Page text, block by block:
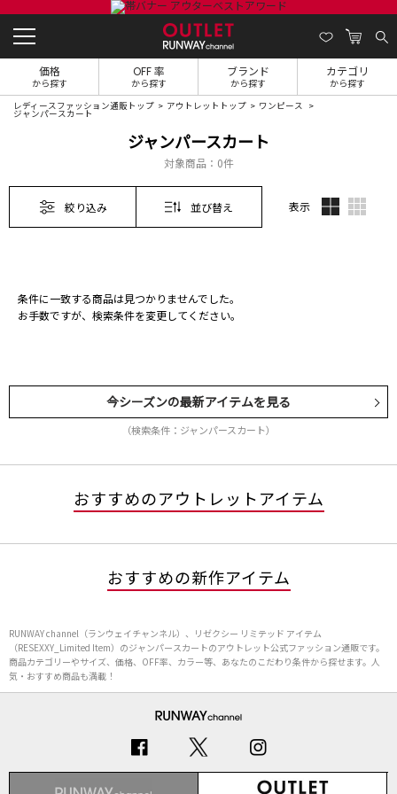
価格
から探す
OFF 率
から探す
ブランド
から探す
カテゴリ
から探す
レディースファッション通販トップ アウトレットトップ ワンピース
ジャンパースカート
ジャンパースカート
対象商品： 0件
絞り込み 並び替え 表示
条件に一致する商品は見つかりませんでした。
お手数ですが、検索条件を変更してください。
今シーズンの最新アイテムを見る
（検索条件：ジャンパースカート）
おすすめのアウトレットアイテム
おすすめの新作アイテム
RUNWAY channel（ランウェイチャンネル）、リゼクシー リミテッド アイテム
（RESEXXY_Limited Item）のジャンパースカートのアウトレット公式ファッション通販です。
商品カテゴリーやサイズ、価格、OFF率、カラー等、あなたのこだわり条件から探せます。人
気・おすすめ商品も満載！